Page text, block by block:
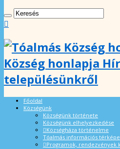
Község honlapja
településünkről
Főoldal
Községünk
Községünk története
Községünk elhelyezkedése
Községháza történelme
Tóalmás információs térképe
Programok, rendezvények